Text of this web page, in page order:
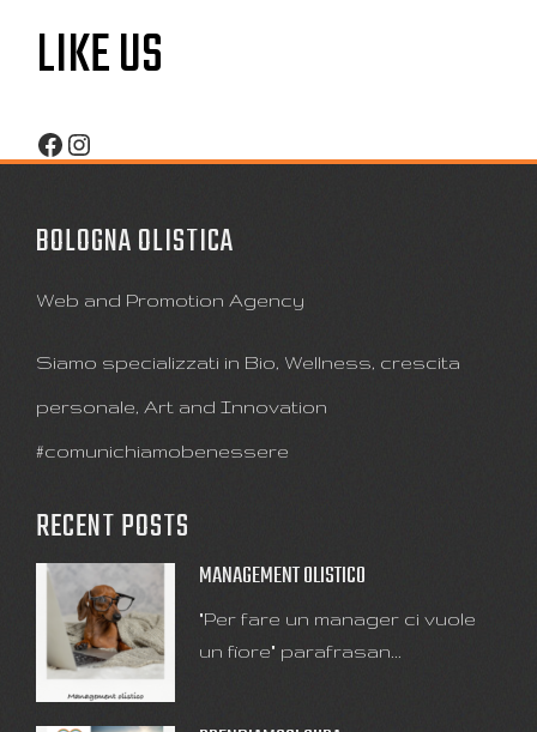
LIKE US
Facebook
Instagram
BOLOGNA OLISTICA
Web and Promotion Agency
Siamo specializzati in Bio, Wellness, crescita
personale, Art and Innovation
#comunichiamobenessere
RECENT POSTS
MANAGEMENT OLISTICO
"Per fare un manager ci vuole
un fiore" parafrasan...